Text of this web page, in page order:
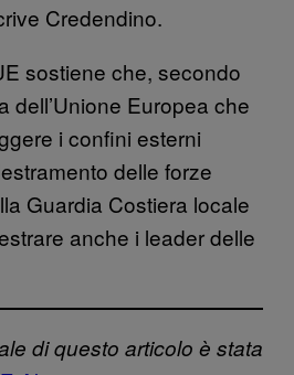
Credendino.
sostiene che, secondo
dell’Unione Europea che
i confini esterni
delle forze
Guardia Costiera locale
anche i leader delle
di questo articolo è stata